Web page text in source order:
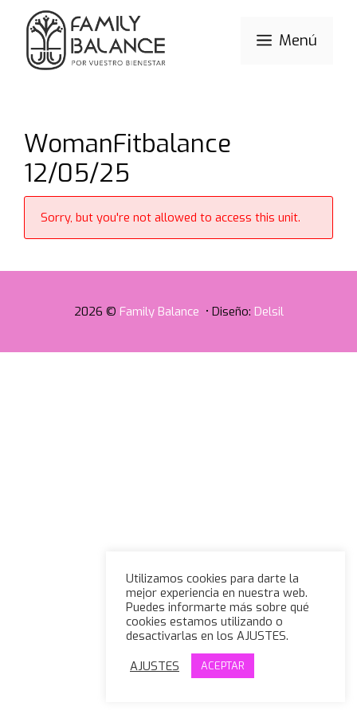
Saltar
contenido
Menú
WomanFitbalance
12/05/25
Sorry, but you're not allowed to access this unit.
2026 © Family Balance • Diseño: Delsil
Utilizamos cookies para darte la
mejor experiencia en nuestra web.
Puedes informarte más sobre qué
cookies estamos utilizando o
desactivarlas en los AJUSTES.
AJUSTES
ACEPTAR